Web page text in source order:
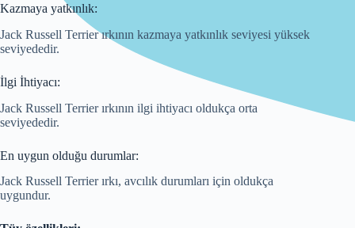
Kazmaya yatkınlık:
Jack Russell Terrier ırkının kazmaya yatkınlık seviyesi yüksek
seviyededir.
İlgi İhtiyacı:
Jack Russell Terrier ırkının ilgi ihtiyacı oldukça orta
seviyededir.
En uygun olduğu durumlar:
Jack Russell Terrier ırkı, avcılık durumları için oldukça
uygundur.